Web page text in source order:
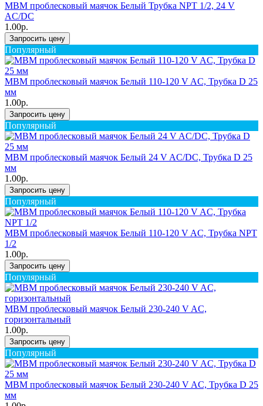
MBM проблесковый маячок Белый Трубка NPT 1/2, 24 V
AC/DC
1.00р.
Запросить цену
Популярный
MBM проблесковый маячок Белый 110-120 V AC, Трубка D 25
мм
1.00р.
Запросить цену
Популярный
MBM проблесковый маячок Белый 24 V AC/DC, Трубка D 25
мм
1.00р.
Запросить цену
Популярный
MBM проблесковый маячок Белый 110-120 V AC, Трубка NPT
1/2
1.00р.
Запросить цену
Популярный
MBM проблесковый маячок Белый 230-240 V AC,
горизонтальный
1.00р.
Запросить цену
Популярный
MBM проблесковый маячок Белый 230-240 V AC, Трубка D 25
мм